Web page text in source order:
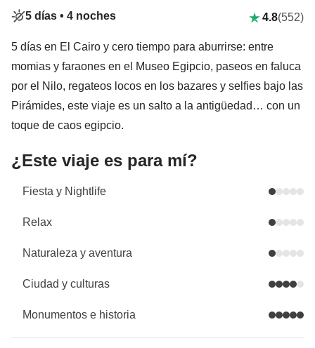
5 días • 4 noches 4.8(552)
5 días en El Cairo y cero tiempo para aburrirse: entre
momias y faraones en el Museo Egipcio, paseos en faluca
por el Nilo, regateos locos en los bazares y selfies bajo las
Pirámides, este viaje es un salto a la antigüedad… con un
toque de caos egipcio.
¿Este viaje es para mí?
Fiesta y Nightlife
Relax
Naturaleza y aventura
Ciudad y culturas
Monumentos e historia